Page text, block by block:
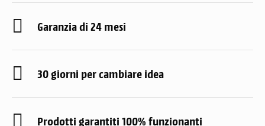
Garanzia di 24 mesi
30 giorni per cambiare idea
Prodotti garantiti 100% funzionanti